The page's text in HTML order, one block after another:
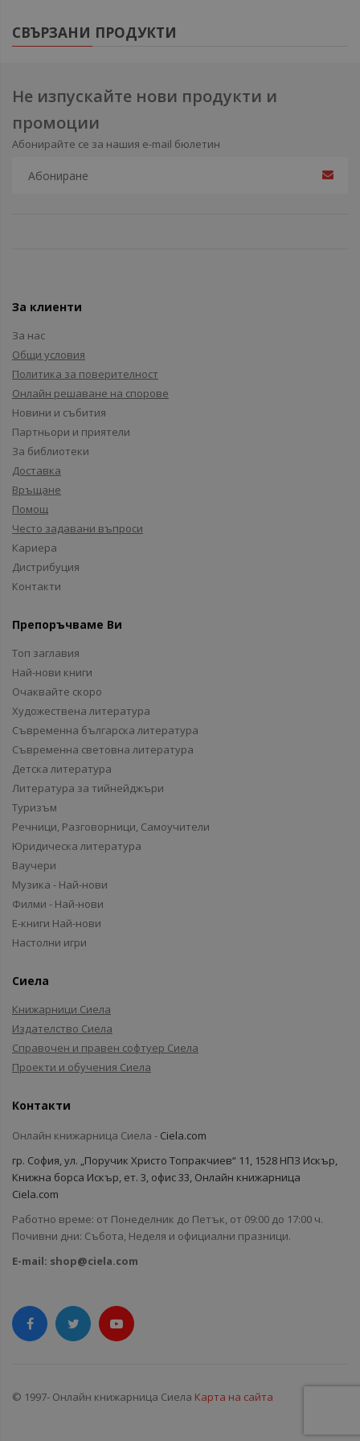
СВЪРЗАНИ ПРОДУКТИ
Не изпускайте нови продукти и
промоции
Абонирайте се за нашия e-mail бюлетин
За клиенти
За нас
Общи условия
Политика за поверителност
Онлайн решаване на спорове
Новини и събития
Партньори и приятели
За библиотеки
Доставка
Връщане
Помощ
Често задавани въпроси
Кариера
Дистрибуция
Контакти
Препоръчваме Ви
Топ заглавия
Най-нови книги
Очаквайте скоро
Художествена литература
Съвременна българска литература
Съвременна световна литература
Детска литература
Литература за тийнейджъри
Туризъм
Речници, Разговорници, Самоучители
Юридическа литература
Ваучери
Музика - Най-нови
Филми - Най-нови
Е-книги Най-нови
Настолни игри
Сиела
Книжарници Сиела
Издателство Сиела
Справочен и правен софтуер Сиела
Проекти и обучения Сиела
Контакти
Онлайн книжарница Сиела - Ciela.com
гр. София, ул. „Поручик Христо Топракчиев“ 11, 1528 НПЗ Искър,
Книжна борса Искър, ет. 3, офис 33, Онлайн книжарница
Ciela.com
Работно време: от Понеделник до Петък, от 09:00 до 17:00 ч.
Почивни дни: Събота, Неделя и официални празници.
E-mail: shop@ciela.com
© 1997- Онлайн книжарница Сиела Карта на сайта